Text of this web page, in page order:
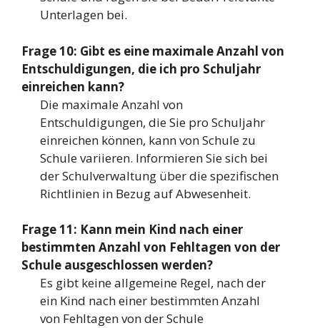
Unterlagen bei.
Frage 10: Gibt es eine maximale Anzahl von
Entschuldigungen, die ich pro Schuljahr
einreichen kann?
Die maximale Anzahl von
Entschuldigungen, die Sie pro Schuljahr
einreichen können, kann von Schule zu
Schule variieren. Informieren Sie sich bei
der Schulverwaltung über die spezifischen
Richtlinien in Bezug auf Abwesenheit.
Frage 11: Kann mein Kind nach einer
bestimmten Anzahl von Fehltagen von der
Schule ausgeschlossen werden?
Es gibt keine allgemeine Regel, nach der
ein Kind nach einer bestimmten Anzahl
von Fehltagen von der Schule